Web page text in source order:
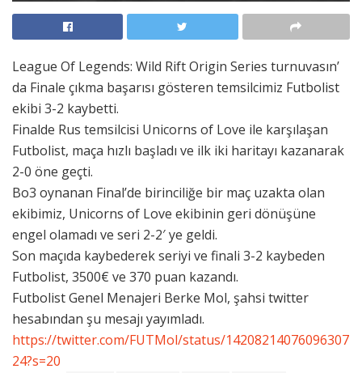
League Of Legends: Wild Rift Origin Series turnuvasın’
da Finale çıkma başarısı gösteren temsilcimiz Futbolist
ekibi 3-2 kaybetti.
Finalde Rus temsilcisi Unicorns of Love ile karşılaşan
Futbolist, maça hızlı başladı ve ilk iki haritayı kazanarak
2-0 öne geçti.
Bo3 oynanan Final’de birinciliğe bir maç uzakta olan
ekibimiz, Unicorns of Love ekibinin geri dönüşüne
engel olamadı ve seri 2-2′ ye geldi.
Son maçıda kaybederek seriyi ve finali 3-2 kaybeden
Futbolist, 3500€ ve 370 puan kazandı.
Futbolist Genel Menajeri Berke Mol, şahsi twitter
hesabından şu mesajı yayımladı.
https://twitter.com/FUTMol/status/14208214076096307
24?s=20